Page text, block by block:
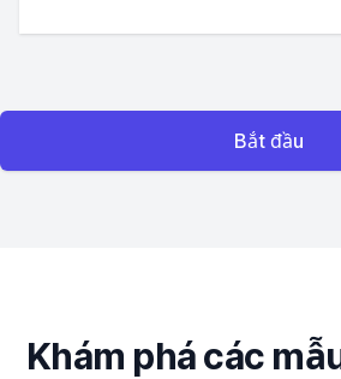
Bắt đầu
Khám phá các